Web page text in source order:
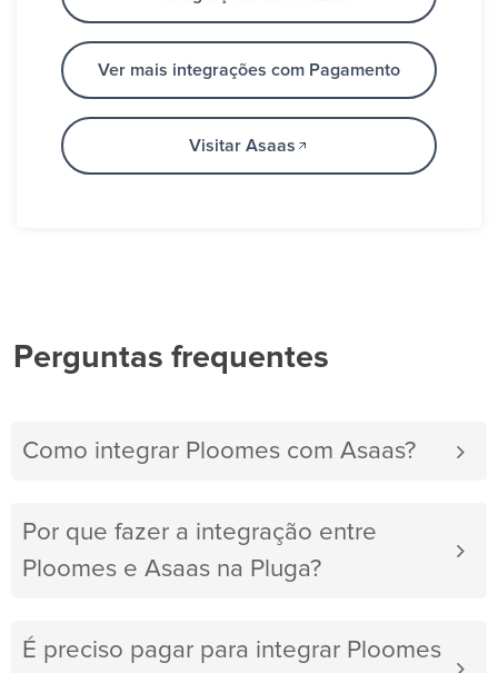
Ver mais integrações com Pagamento
Visitar Asaas
Perguntas frequentes
Como integrar Ploomes com Asaas?
Por que fazer a integração entre
Ploomes e Asaas na Pluga?
É preciso pagar para integrar Ploomes